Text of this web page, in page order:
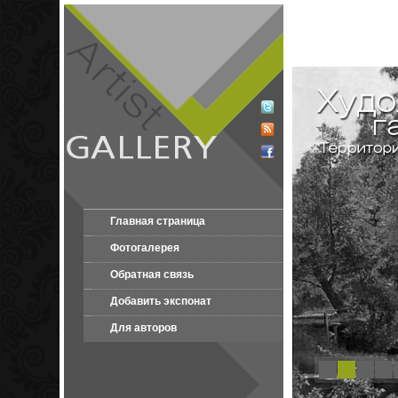
Главная страница
Фотогалерея
Обратная связь
Добавить экспонат
Для авторов